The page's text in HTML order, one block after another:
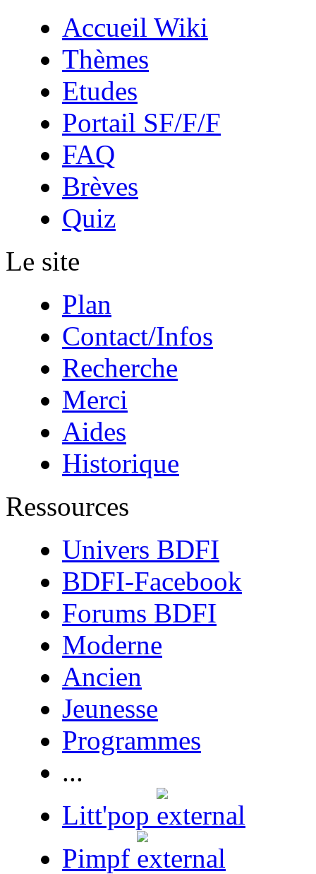
Accueil Wiki
Thèmes
Etudes
Portail SF/F/F
FAQ
Brèves
Quiz
Le site
Plan
Contact/Infos
Recherche
Merci
Aides
Historique
Ressources
Univers BDFI
BDFI-Facebook
Forums BDFI
Moderne
Ancien
Jeunesse
Programmes
...
Litt'pop
Pimpf